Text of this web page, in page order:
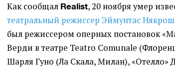
Как сообщал Realist, 20 ноября умер
театральный режиссер Эймунтас
был режиссером оперных постановок«
Верди в театре Teatro Comunale (
Шарля Гуно (Ла Скала, Милан), «Отелло»